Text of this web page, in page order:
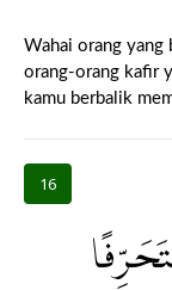
Wahai orang yang
orang-orang kafir
kamu berbalik
16